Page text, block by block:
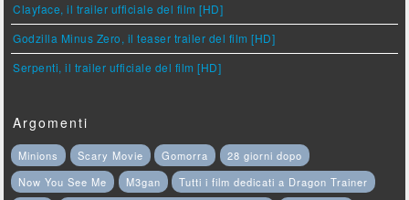
Clayface, il trailer ufficiale del film [HD]
Godzilla Minus Zero, il teaser trailer del film [HD]
Serpenti, il trailer ufficiale del film [HD]
Argomenti
Minions Scary Movie Gomorra
28 giorni dopo
Now You See Me
M3gan
Tutti i film dedicati a Dragon Trainer